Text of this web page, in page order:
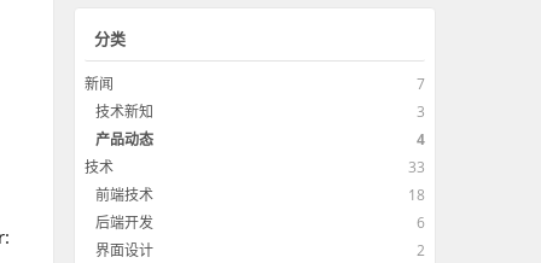
分类
新闻
7
技术新知
3
产品动态
4
技术
33
前端技术
18
后端开发
6
界面设计
2